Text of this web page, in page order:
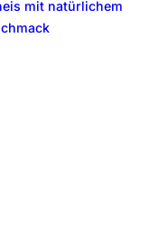
mit natürlichem